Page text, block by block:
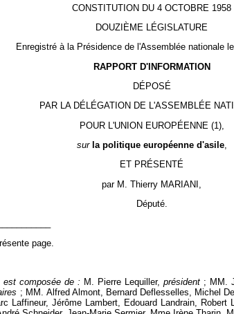
CONSTITUTION DU 4 OCTOBRE 1958
DOUZIÈME LÉGISLATURE
Enregistré à la Présidence de l'Assemblée nationale
RAPPORT D'INFORMATION
DÉPOSÉ
PAR LA DÉLÉGATION DE L'ASSEMBLÉE
POUR L'UNION EUROPÉENNE (1),
surla politique européenne d'asile,
ET PRÉSENTÉ
par M. Thierry MARIANI,
Député.
page.
est composée de : M. Pierre Lequiller, président; MM.
; MM. Alfred Almont, Bernard Deflesselles, Michel
Laffineur, Jérôme Lambert, Edouard Landrain,